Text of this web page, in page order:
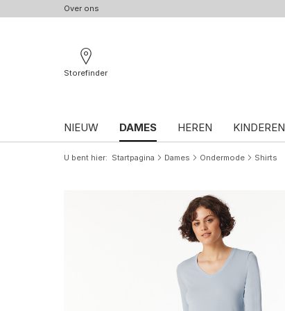
Over ons
Storefinder
NIEUW DAMES HEREN KINDEREN
U bent hier Startpagina Dames Ondermode Shirts